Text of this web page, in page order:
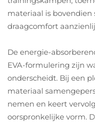
materiaal is bovendien
draagcomfort
De energie-
EVA-formulering zijn
onderscheidt. Bij een
materiaal
nemen en keert
oorspronkelijke vorm.